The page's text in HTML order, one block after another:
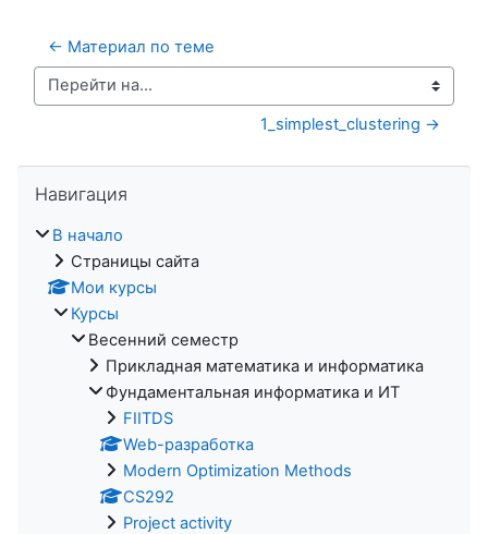
← Материал по теме
Перейти на...
1_simplest_clustering →
Навигация
В начало
Страницы сайта
Мои курсы
Курсы
Весенний семестр
Прикладная математика и информатика
Фундаментальная информатика и ИТ
FIITDS
Web-разработка
Modern Optimization Methods
CS292
Project activity